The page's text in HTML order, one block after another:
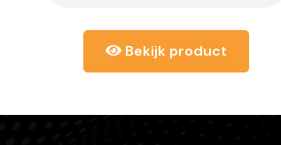
Bekijk product